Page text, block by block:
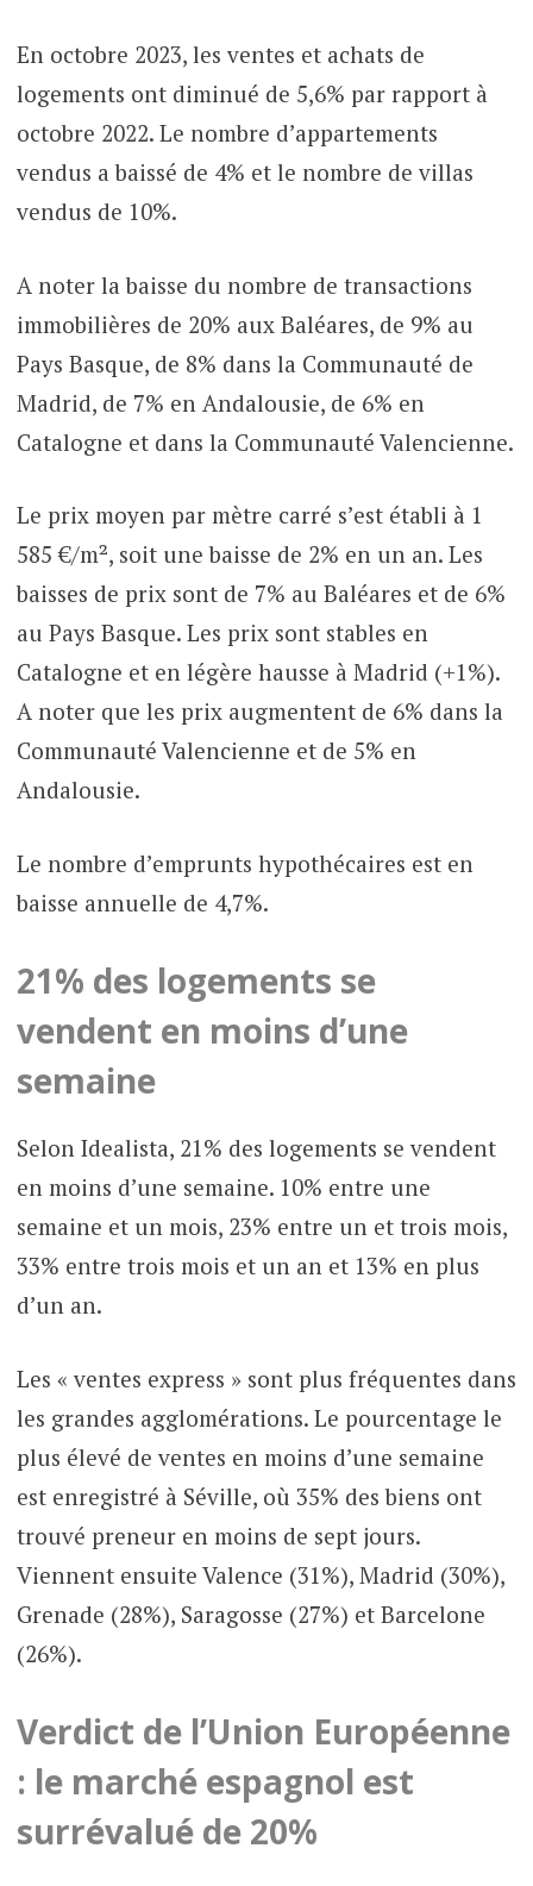
En octobre 2023, les ventes et achats de
logements ont diminué de 5,6% par rapport à
octobre 2022. Le nombre d’appartements
vendus a baissé de 4% et le nombre de villas
vendus de 10%.
A noter la baisse du nombre de transactions
immobilières de 20% aux Baléares, de 9% au
Pays Basque, de 8% dans la Communauté de
Madrid, de 7% en Andalousie, de 6% en
Catalogne et dans la Communauté Valencienne.
Le prix moyen par mètre carré s’est établi à 1
585 €/m², soit une baisse de 2% en un an. Les
baisses de prix sont de 7% au Baléares et de 6%
au Pays Basque. Les prix sont stables en
Catalogne et en légère hausse à Madrid (+1%).
A noter que les prix augmentent de 6% dans la
Communauté Valencienne et de 5% en
Andalousie.
Le nombre d’emprunts hypothécaires est en
baisse annuelle de 4,7%.
21% des logements se
vendent en moins d’une
semaine
Selon Idealista, 21% des logements se vendent
en moins d’une semaine. 10% entre une
semaine et un mois, 23% entre un et trois mois,
33% entre trois mois et un an et 13% en plus
d’un an.
Les « ventes express » sont plus fréquentes dans
les grandes agglomérations. Le pourcentage le
plus élevé de ventes en moins d’une semaine
est enregistré à Séville, où 35% des biens ont
trouvé preneur en moins de sept jours.
Viennent ensuite Valence (31%), Madrid (30%),
Grenade (28%), Saragosse (27%) et Barcelone
(26%).
Verdict de l’Union Européenne
: le marché espagnol est
surrévalué de 20%